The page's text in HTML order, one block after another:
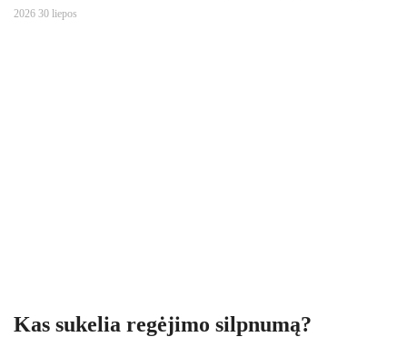
2026 30 liepos
Kas sukelia regėjimo silpnumą?